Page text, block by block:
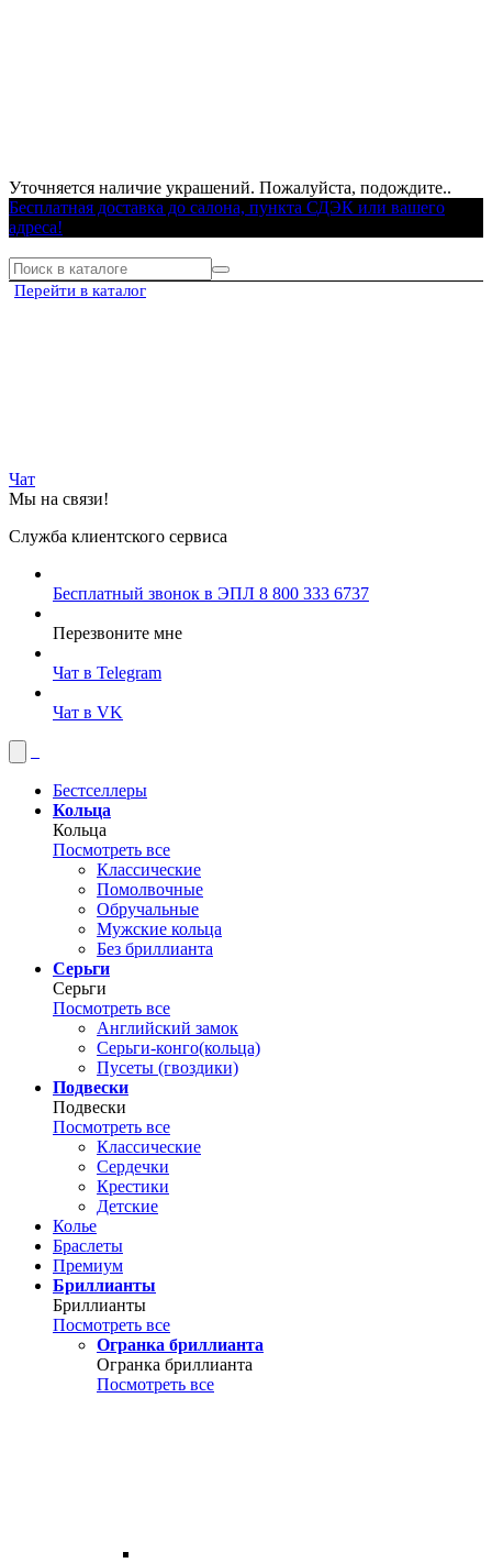
Уточняется наличие украшений. Пожалуйста, подождите..
Бесплатная доставка до салона, пункта СДЭК или вашего
адреса!
Перейти в каталог
Чат
Мы на связи!
Служба клиентского сервиса
Бесплатный звонок в ЭПЛ 8 800 333 6737
Перезвоните мне
Чат в Telegram
Чат в VK
Бестселлеры
Кольца
Кольца
Посмотреть все
Классические
Помолвочные
Обручальные
Мужские кольца
Без бриллианта
Серьги
Серьги
Посмотреть все
Английский замок
Серьги-конго(кольца)
Пусеты (гвоздики)
Подвески
Подвески
Посмотреть все
Классические
Сердечки
Крестики
Детские
Колье
Браслеты
Премиум
Бриллианты
Бриллианты
Посмотреть все
Огранка бриллианта
Огранка бриллианта
Посмотреть все